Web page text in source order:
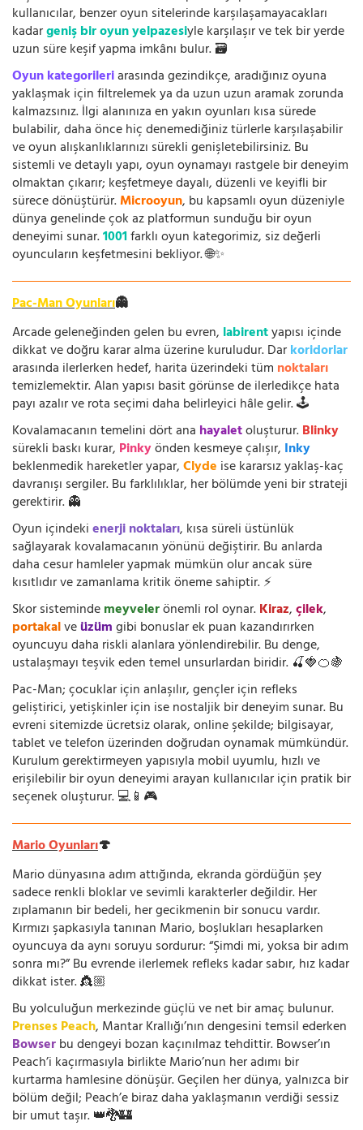
kullanıcılar, benzer oyun sitelerinde karşılaşamayacakları
kadargeniş bir oyun yelpazesiyle karşılaşır ve tek bir yerde
uzun süre keşif yapma imkânı bulur. 🗃️
Oyun kategorileriarasında gezindikçe, aradığınız oyuna
yaklaşmak için filtrelemek ya da uzun uzun aramak zorunda
kalmazsınız. İlgi alanınıza en yakın oyunları kısa sürede
bulabilir, daha önce hiç denemediğiniz türlerle karşılaşabilir
ve oyun alışkanlıklarınızı sürekli genişletebilirsiniz. Bu
sistemli ve detaylı yapı, oyun oynamayı rastgele bir deneyim
olmaktan çıkarır; keşfetmeye dayalı, düzenli ve keyifli bir
sürece dönüştürür.Microoyun, bu kapsamlı oyun düzeniyle
dünya genelinde çok az platformun sunduğu bir oyun
deneyimi sunar.1001farklı oyun kategorimiz, siz değerli
oyuncuların keşfetmesini bekliyor. 🌐✨
Pac-Man Oyunları👻
Arcade geleneğinden gelen bu evren, labirentyapısı içinde
dikkat ve doğru karar alma üzerine kuruludur. Darkoridorlar
arasında ilerlerken hedef, harita üzerindeki tüm noktaları
temizlemektir. Alan yapısı basit görünse de ilerledikçe hata
payı azalır ve rota seçimi daha belirleyici hâle gelir. 🕹️
Kovalamacanın temelini dört ana hayaletoluşturur.Blinky
sürekli baskı kurar, Pinkyönden kesmeye çalışır, Inky
beklenmedik hareketler yapar,Clyde ise kararsız yaklaş-kaç
davranışı sergiler. Bu farklılıklar, her bölümde yeni bir strateji
gerektirir. 👻
Oyun içindekienerji noktaları, kısa süreli üstünlük
sağlayarak kovalamacanın yönünü değiştirir. Bu anlarda
daha cesur hamleler yapmak mümkün olur ancak süre
kısıtlıdır ve zamanlama kritik öneme sahiptir. ⚡
Skor sistemindemeyvelerönemli rol oynar.Kiraz,çilek,
portakalveüzümgibi bonuslar ek puan kazandırırken
oyuncuyu daha riskli alanlara yönlendirebilir. Bu denge,
ustalaşmayı teşvik eden temel unsurlardan biridir. 🍒🍓🍊🍇
Pac-Man; çocuklar için anlaşılır, gençler için refleks
geliştirici, yetişkinler için ise nostaljik bir deneyim sunar. Bu
evreni sitemizde ücretsiz olarak, online şekilde; bilgisayar,
tablet ve telefon üzerinden doğrudan oynamak mümkündür.
Kurulum gerektirmeyen yapısıyla mobil uyumlu, hızlı ve
erişilebilir bir oyun deneyimi arayan kullanıcılar için pratik bir
seçenek oluşturur. 💻📱🎮
Mario Oyunları🍄
Mario dünyasına adım attığında, ekranda gördüğün şey
sadece renkli bloklar ve sevimli karakterler değildir. Her
zıplamanın bir bedeli, her gecikmenin bir sonucu vardır.
Kırmızı şapkasıyla tanınan Mario, boşlukları hesaplarken
oyuncuya da aynı soruyu sordurur: “Şimdi mi, yoksa bir adım
sonra mı?” Bu evrende ilerlemek refleks kadar sabır, hız kadar
dikkat ister. 👸🏼
Bu yolculuğun merkezinde güçlü ve net bir amaç bulunur.
Prenses Peach, Mantar Krallığı’nın dengesini temsil ederken
Bowserbu dengeyi bozan kaçınılmaz tehdittir. Bowser’ın
Peach’i kaçırmasıyla birlikte Mario’nun her adımı bir
kurtarma hamlesine dönüşür. Geçilen her dünya, yalnızca bir
bölüm değil; Peach’e biraz daha yaklaşmanın verdiği sessiz
bir umut taşır. 👑🐉🏰